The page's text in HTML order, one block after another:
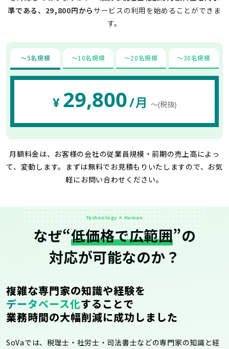
準である、29,800円から サービスの利用を始めることができま
す。
〜5名規模 〜10名規模 〜20名規模 〜30名規模
¥ 29,800/月 〜(税抜)
月額料金は、お客様の会社の従業員規模・前期の売上高によっ
て、変動します。 まずは無料でお見積もりいたしますので、お気
軽にお問い合わせください。
Technology × Human
なぜ“低価格で広範囲”の
対応が可能なのか？
複雑な専門家の知識や経験を
データベース化することで
業務時間の大幅削減に成功しました
SoVaでは、税理士・社労士・司法書士などの専門家の知識と経